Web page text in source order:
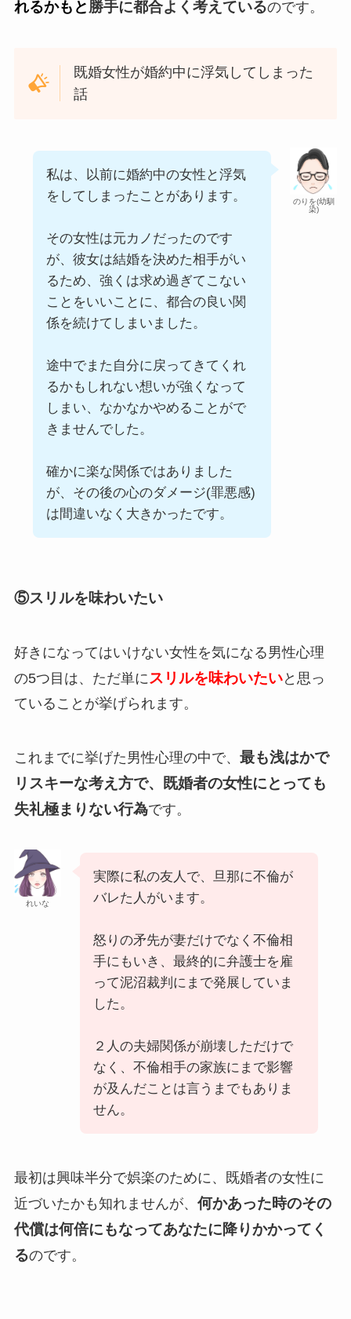
れるかもと 勝手に都合よく考えているのです。
既婚女性が婚約中に浮気してしまった
話
のりを(幼馴
染)
私は、以前に婚約中の女性と浮気
をしてしまったことがあります。
その女性は元カノだったのです
が、彼女は結婚を決めた相手がい
るため、強くは求め過ぎてこない
ことをいいことに、都合の良い関
係を続けてしまいました。
途中でまた自分に戻ってきてくれ
るかもしれない想いが強くなって
しまい、なかなかやめることがで
きませんでした。
確かに楽な関係ではありました
が、その後の心のダメージ(罪悪感)
は間違いなく大きかったです。
⑤スリルを味わいたい
好きになってはいけない女性を気になる男性心理
の5つ目は、ただ単に スリルを味わいたいと思っ
ていることが挙げられます。
これまでに挙げた男性心理の中で、 最も浅はかで
リスキーな考え方で、既婚者の女性にとっても
失礼極まりない行為です。
れいな
実際に私の友人で、旦那に不倫が
バレた人がいます。
怒りの矛先が妻だけでなく不倫相
手にもいき、最終的に弁護士を雇
って泥沼裁判にまで発展していま
した。
２人の夫婦関係が崩壊しただけで
なく、不倫相手の家族にまで影響
が及んだことは言うまでもありま
せん。
最初は興味半分で娯楽のために、既婚者の女性に
近づいたかも知れませんが、 何かあった時のその
代償は何倍にもなってあなたに降りかかってく
るのです。